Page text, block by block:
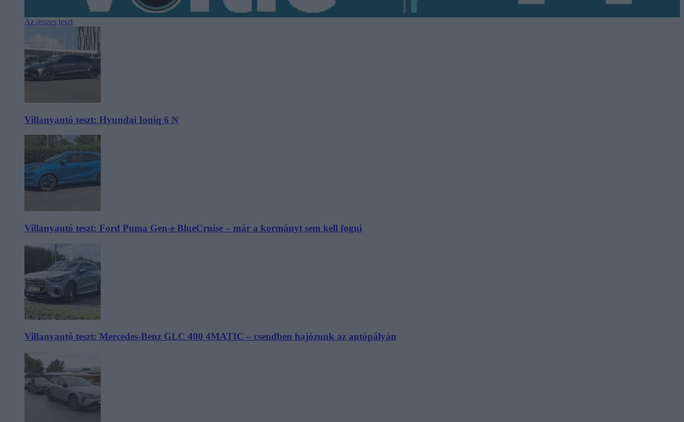
Az összes teszt
Villanyautó teszt: Hyundai Ioniq 6 N
Villanyautó teszt: Ford Puma Gen-e BlueCruise – már a kormányt sem kell fogni
Villanyautó teszt: Mercedes-Benz GLC 400 4MATIC – csendben hajózunk az autópályán